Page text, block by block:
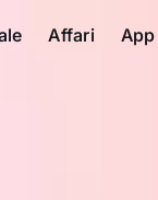
Affari